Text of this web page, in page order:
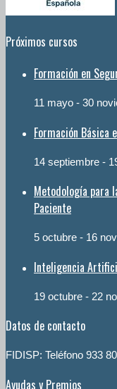
Próximos cursos
Formación en
11 mayo - 30
Formación Básica
14 septiembre -
Metodología para
Paciente
5 octubre - 16
Inteligencia
19 octubre - 22
Datos de contacto
FIDISP: Teléfono 933
Ayudas y Premios